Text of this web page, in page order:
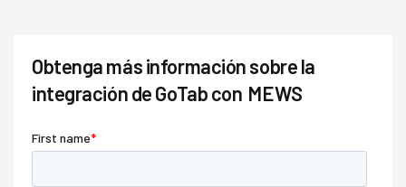
Obtenga más información sobre la
integración de GoTab con MEWS